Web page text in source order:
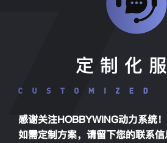
定制化
感谢关注HOBBYWING动力系统！
如需定制方案，请留下您的联系信